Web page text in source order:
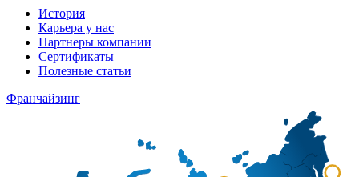
История
Карьера у нас
Партнеры компании
Сертификаты
Полезные статьи
Франчайзинг